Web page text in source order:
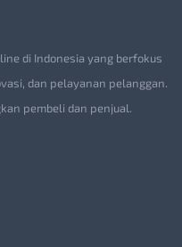
di Indonesia yang berfokus
dan pelayanan pelanggan.
pembeli dan penjual.